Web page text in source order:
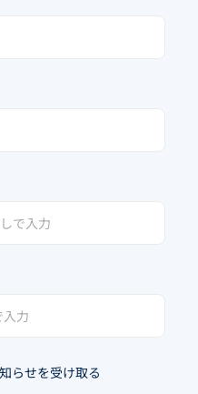
らせを受け取る